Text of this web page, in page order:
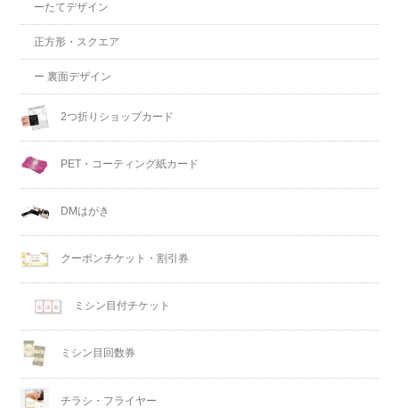
ーたてデザイン
正方形・スクエア
ー 裏面デザイン
2つ折りショップカード
PET・コーティング紙カード
DMはがき
クーポンチケット・割引券
ミシン目付チケット
ミシン目回数券
チラシ・フライヤー